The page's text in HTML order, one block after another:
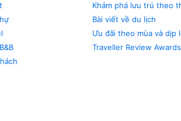
Khám phá lưu trú theo
Bài viết về du lịch
Ưu đãi theo mùa và dịp
Traveller Review Awards